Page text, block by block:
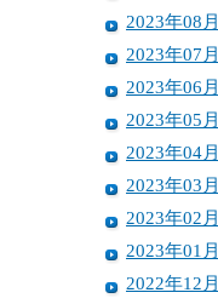
2023年08月
2023年07月
2023年06月
2023年05月
2023年04月
2023年03月
2023年02月
2023年01月
2022年12月